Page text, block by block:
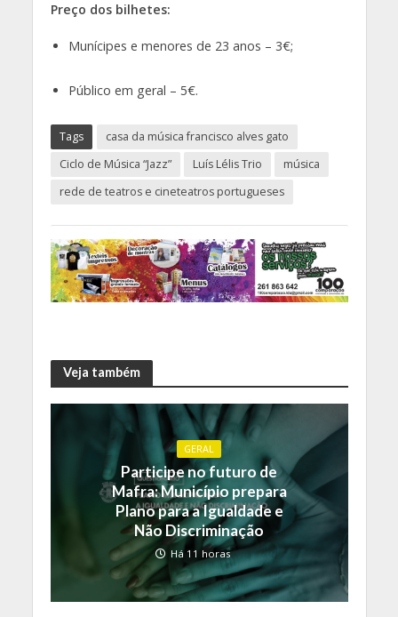
Preço dos bilhetes:
Munícipes e menores de 23 anos – 3€;
Público em geral – 5€.
Tags
casa da música francisco alves gato
Ciclo de Música “Jazz”
Luís Lélis Trio
música
rede de teatros e cineteatros portugueses
Veja também
GERAL
Participe no futuro de
Mafra: Município prepara
Plano para a Igualdade e
Não Discriminação
Há 11 horas